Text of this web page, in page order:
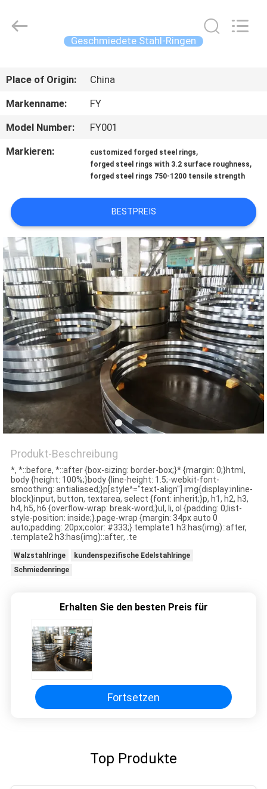
PRODUKTE
UNS
FABRIK-
AUSFLUG
QUALITÄTSKONTROLLE
TRETEN
SIE
MIT
UNS
IN
VERBINDUNG
NACHRICHTEN
FORDERN
SIE EIN
ZITAT
PRIVACY
POLICY
Flange
Geschmiedete Stahl-Ringen
Place of Origin:
China
Markenname:
FY
Model Number:
FY001
Markieren:
customized forged steel rings,
forged steel rings with 3.2 surface roughness,
forged steel rings 750-1200 tensile strength
BESTPREIS
Produkt-Beschreibung
*, *::before, *::after {box-sizing: border-box;}* {margin: 0;}html,
body {height: 100%;}body {line-height: 1.5;-webkit-font-
smoothing: antialiased;}p[style^="text-align"] img{display:inline-
block}input, button, textarea, select {font: inherit;}p, h1, h2, h3,
h4, h5, h6 {overflow-wrap: break-word;}ul, li, ol {padding: 0;list-
style-position: inside;}.page-wrap {margin: 34px auto 0
auto;padding: 20px;color: #333;}.template1 h3:has(img)::after,
.template2 h3:has(img)::after, .te
Walzstahlringe
kundenspezifische Edelstahlringe
Schmiedenringe
Erhalten Sie den besten Preis für
Fortsetzen
Top Produkte